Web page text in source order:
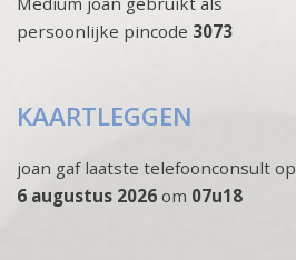
persoonlijke pincode 3073
KAARTLEGGEN
joan gaf laatste telefoonconsult op
6 augustus 2026 om 07u18